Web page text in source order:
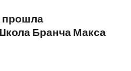
прошла
Бранча Макса